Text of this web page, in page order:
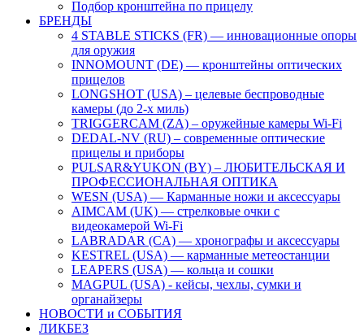
Подбор кронштейна по прицелу
БРЕНДЫ
4 STABLE STICKS (FR) — инновационные опоры
для оружия
INNOMOUNT (DE) — кронштейны оптических
прицелов
LONGSHOT (USA) – целевые беспроводные
камеры (до 2-х миль)
TRIGGERCAM (ZA) – оружейные камеры Wi-Fi
DEDAL-NV (RU) – современные оптические
прицелы и приборы
PULSAR&YUKON (BY) – ЛЮБИТЕЛЬСКАЯ И
ПРОФЕССИОНАЛЬНАЯ ОПТИКА
WESN (USA) — Карманные ножи и аксессуары
AIMCAM (UK) — стрелковые очки с
видеокамерой Wi-Fi
LABRADAR (CA) — хронографы и аксессуары
KESTREL (USA) — карманные метеостанции
LEAPERS (USA) — кольца и сошки
MAGPUL (USA) - кейсы, чехлы, сумки и
органайзеры
НОВОСТИ и СОБЫТИЯ
ЛИКБЕЗ